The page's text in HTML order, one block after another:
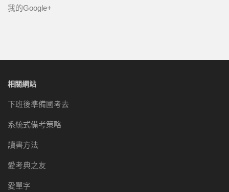
我的Google+
相關網站
下班後準備國考去
系統式備考策略
讀書方法
愛考典之友
愛單字